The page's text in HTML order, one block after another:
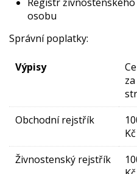
osobu
Správní poplatky:
Výpisy
za
Obchodní rejstřík
Kč
Živnostenský rejstřík